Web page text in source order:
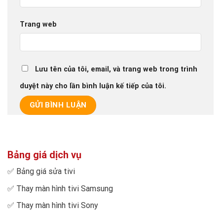
Trang web
Lưu tên của tôi, email, và trang web trong trình
duyệt này cho lần bình luận kế tiếp của tôi.
Bảng giá dịch vụ
✅ Bảng giá sửa tivi
✅ Thay màn hình tivi Samsung
✅ Thay màn hình tivi Sony